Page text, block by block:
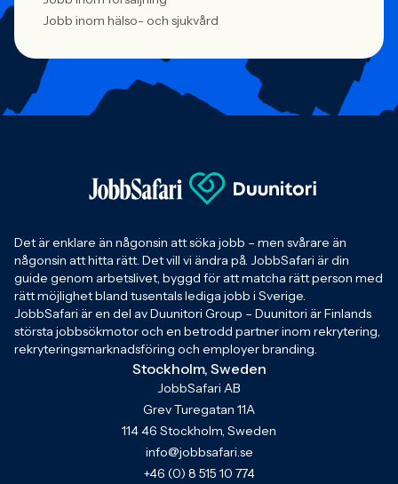
Jobb inom hälso- och sjukvård
Det är enklare än någonsin att söka jobb – men svårare än
någonsin att hitta rätt. Det vill vi ändra på. JobbSafari är din
guide genom arbetslivet, byggd för att matcha rätt person med
rätt möjlighet bland tusentals lediga jobb i Sverige.
JobbSafari är en del av Duunitori Group – Duunitori är Finlands
största jobbsökmotor och en betrodd partner inom rekrytering,
rekryteringsmarknadsföring och employer branding.
Stockholm, Sweden
JobbSafari AB
Grev Turegatan 11A
114 46 Stockholm, Sweden
info@jobbsafari.se
+46 (0) 8 515 10 774